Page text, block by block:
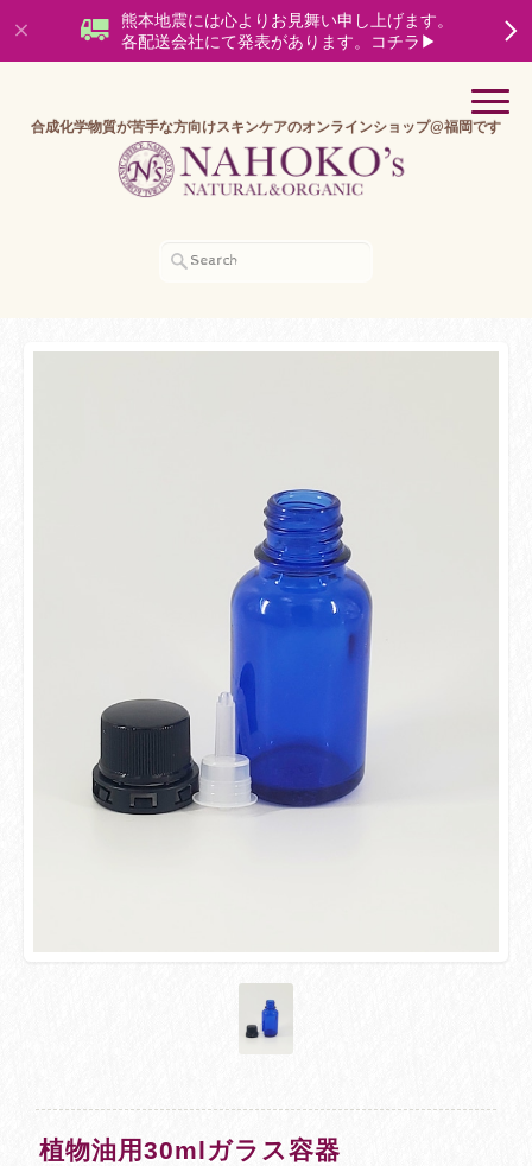
熊本地震には心よりお見舞い申し上げます。
各配送会社にて発表があります。コチラ▶
合成化学物質が苦手な方向けスキンケアのオンラインショップ@福岡です
植物油用30mlガラス容器